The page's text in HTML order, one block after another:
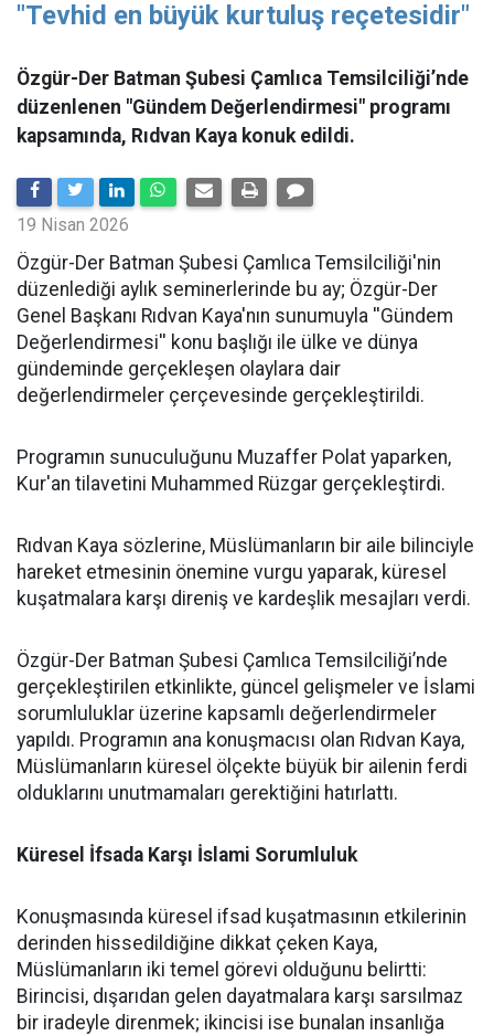
"Tevhid en büyük kurtuluş reçetesidir"
Özgür-Der Batman Şubesi Çamlıca Temsilciliği’nde
düzenlenen "Gündem Değerlendirmesi" programı
kapsamında, Rıdvan Kaya konuk edildi.
19 Nisan 2026
​Özgür-Der Batman Şubesi Çamlıca Temsilciliği'nin
düzenlediği aylık seminerlerinde bu ay; Özgür-Der
Genel Başkanı Rıdvan Kaya'nın sunumuyla ''Gündem
Değerlendirmesi'' konu başlığı ile ülke ve dünya
gündeminde gerçekleşen olaylara dair
değerlendirmeler çerçevesinde gerçekleştirildi.
Programın sunuculuğunu Muzaffer Polat yaparken,
Kur'an tilavetini Muhammed Rüzgar gerçekleştirdi.
Rıdvan Kaya sözlerine, Müslümanların bir aile bilinciyle
hareket etmesinin önemine vurgu yaparak, küresel
kuşatmalara karşı direniş ve kardeşlik mesajları verdi.
Özgür-Der Batman Şubesi Çamlıca Temsilciliği’nde
gerçekleştirilen etkinlikte, güncel gelişmeler ve İslami
sorumluluklar üzerine kapsamlı değerlendirmeler
yapıldı. Programın ana konuşmacısı olan Rıdvan Kaya,
Müslümanların küresel ölçekte büyük bir ailenin ferdi
olduklarını unutmamaları gerektiğini hatırlattı.
Küresel İfsada Karşı İslami Sorumluluk
Konuşmasında küresel ifsad kuşatmasının etkilerinin
derinden hissedildiğine dikkat çeken Kaya,
Müslümanların iki temel görevi olduğunu belirtti:
Birincisi, dışarıdan gelen dayatmalara karşı sarsılmaz
bir iradeyle direnmek; ikincisi ise bunalan insanlığa